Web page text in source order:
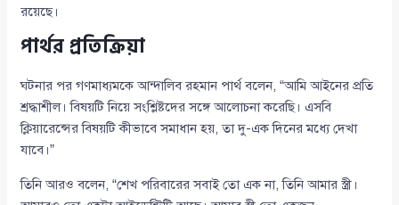
রয়েছে।
পার্থর প্রতিক্রিয়া
ঘটনার পর গণমাধ্যমকে আন্দালিব রহমান পার্থ বলেন, “আমি আইনের প্রতি
শ্রদ্ধাশীল। বিষয়টি নিয়ে সংশ্লিষ্টদের সঙ্গে আলোচনা করেছি। এসবি
ক্লিয়ারেন্সের বিষয়টি কীভাবে সমাধান হয়, তা দু-এক দিনের মধ্যে দেখা
যাবে।”
তিনি আরও বলেন, “শেখ পরিবারের সবাই তো এক না, তিনি আমার স্ত্রী।